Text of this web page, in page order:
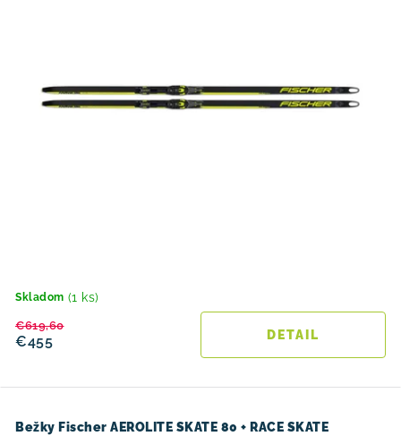
Skladom (1 ks)
€455
€619,60
DETAIL
Bežky Fischer AEROLITE SKATE 80 + RACE SKATE